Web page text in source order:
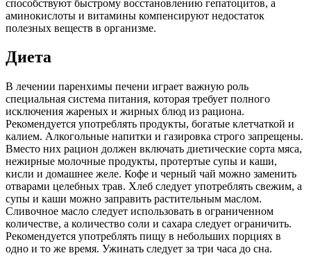
способствуют быстрому восстановлению гепатоцитов, а
аминокислоты и витамины компенсируют недостаток
полезных веществ в организме.
Диета
В лечении паренхимы печени играет важную роль
специальная система питания, которая требует полного
исключения жареных и жирных блюд из рациона.
Рекомендуется употреблять продукты, богатые клетчаткой и
калием. Алкогольные напитки и газировка строго запрещены.
Вместо них рацион должен включать диетические сорта мяса,
нежирные молочные продукты, протертые супы и каши,
кисли и домашнее желе. Кофе и черный чай можно заменить
отварами целебных трав. Хлеб следует употреблять свежим, а
супы и каши можно заправить растительным маслом.
Сливочное масло следует использовать в ограниченном
количестве, а количество соли и сахара следует ограничить.
Рекомендуется употреблять пищу в небольших порциях в
одно и то же время. Ужинать следует за три часа до сна.